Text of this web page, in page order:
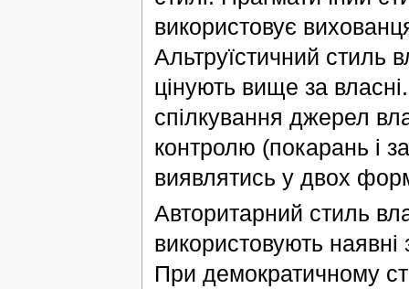
використовує
Альтруїстичний стиль
цінують вище за
спілкування джерел
контролю (покарань і
виявлятись у двох
Авторитарний стиль
використовують
При демократичному